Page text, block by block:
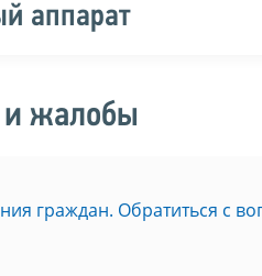
аппарат
жалобы
граждан. Обратиться с